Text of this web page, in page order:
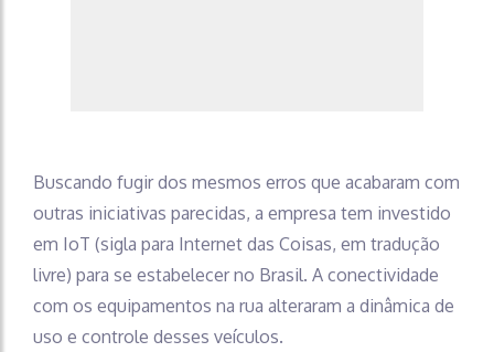
Buscando fugir dos mesmos erros que acabaram com
outras iniciativas parecidas, a empresa tem investido
em IoT (sigla para Internet das Coisas, em tradução
livre) para se estabelecer no Brasil. A conectividade
com os equipamentos na rua alteraram a dinâmica de
uso e controle desses veículos.